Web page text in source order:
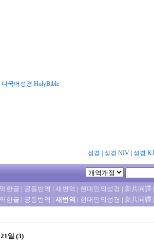
다국어성경 HolyBible
성경 성경 NIV| 성경
한글 | 공동번역 | 새번역 | 현대인의성경 | 新共同譯
한글 | 공동번역 | 새번역 | 현대인의성경 | 新共同譯
일 (3)